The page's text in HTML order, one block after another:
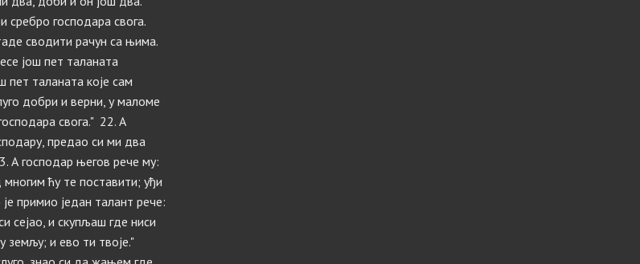
сребро господара свога.
сводити рачун са њима.
још пет таланата
пет таланата које сам
добри и верни, у маломе
свога." 22. А
предао си ми два
А господар његов рече му:
ћу те поставити; уђи
примио један талант рече:
сејао, и скупљаш где ниси
земљу; и ево ти твоје."